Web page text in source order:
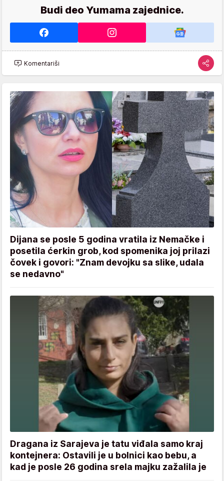
Budi deo Yumama zajednice.
Komentariši
Dijana se posle 5 godina vratila iz Nemačke i
posetila ćerkin grob, kod spomenika joj prilazi
čovek i govori: "Znam devojku sa slike, udala
se nedavno"
Dragana iz Sarajeva je tatu viđala samo kraj
kontejnera: Ostavili je u bolnici kao bebu, a
kad je posle 26 godina srela majku zažalila je